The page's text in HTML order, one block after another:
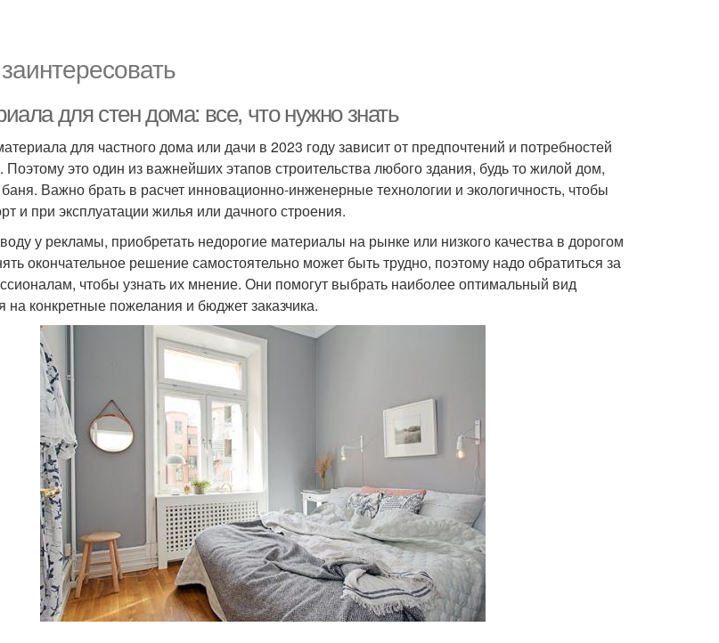
для стен дома: все, что нужно знать
для частного дома или дачи в 2023 году зависит от предпочтений и потребностей
Поэтому это один из важнейших этапов строительства любого здания, будь то жилой дом,
Важно брать в расчет инновационно-инженерные технологии и экологичность, чтобы
и при эксплуатации жилья или дачного строения.
у рекламы, приобретать недорогие материалы на рынке или низкого качества в дорогом
окончательное решение самостоятельно может быть трудно, поэтому надо обратиться за
чтобы узнать их мнение. Они помогут выбрать наиболее оптимальный вид
на конкретные пожелания и бюджет заказчика.